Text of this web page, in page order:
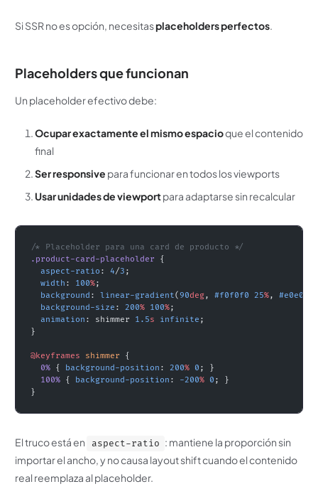
Si SSR no es opción, necesitasplaceholders perfectos.
Placeholders que funcionan
Un placeholder efectivo debe:
Ocupar exactamente el mismo espacioque el contenido
final
Ser responsive para funcionar en todos los viewports
Usar unidades de viewportpara adaptarse sin recalcular
/* Placeholder para una card de producto */
.product-card-placeholder {
  aspect-ratio
: 4/3 ;
  width
: 100%;
  background
: linear-gradient(90deg, #f0f0f0 25%, #e0e0e0
  background-size
: 200% 100%;
  animation
: shimmer 1.5s infinite ;
}
@keyframes shimmer {
  0%
{ background-position : 200% 0 ; }
  100%
{ background-position : -200% 0 ; }
}
El truco está en aspect-ratio : mantiene la proporción sin
importar el ancho, y no causa layout shift cuando el contenido
real reemplaza al placeholder.